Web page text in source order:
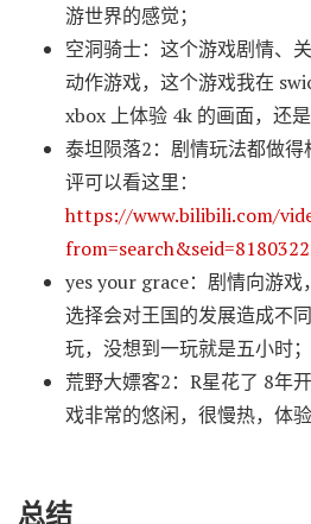
游世界的感觉；
空洞骑士：这个游戏剧情、
动作游戏，这个游戏我在
xbox 上体验 4k 的画面，还是
泰坦陨落2：剧情玩法都做
评可以看这里：
https://www.bilibili.com/
yes your grace：剧情向游
选择会对王国的发展造成不
玩，没想到一玩就是五小时；
荒野大嫖客2：R星花了 8年
戏非常的悠闲，很慢热，体
总结